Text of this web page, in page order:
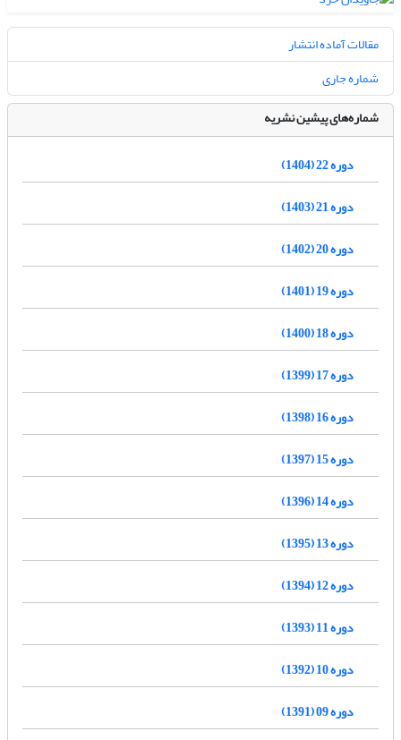
مقالات آماده انتشار
شماره جاری
شماره‌های پیشین نشریه
دوره 22 (1404)
دوره 21 (1403)
دوره 20 (1402)
دوره 19 (1401)
دوره 18 (1400)
دوره 17 (1399)
دوره 16 (1398)
دوره 15 (1397)
دوره 14 (1396)
دوره 13 (1395)
دوره 12 (1394)
دوره 11 (1393)
دوره 10 (1392)
دوره 09 (1391)